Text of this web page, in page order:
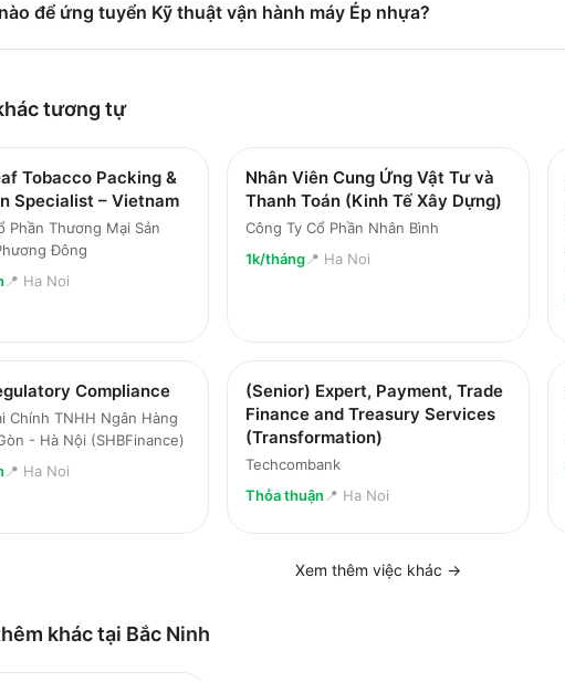
để ứng tuyển Kỹ thuật vận hành máy Ép nhựa?
tương tự
Tobacco Packing &
Specialist – Vietnam
Phần Thương Mại Sản
Đông
📍 Ha Noi
Nhân Viên Cung Ứng Vật Tư và
Thanh Toán (Kinh Tế Xây Dựng)
Công Ty Cổ Phần Nhân Bình
1k/tháng📍 Ha Noi
Compliance
Chính TNHH Ngân Hàng
- Hà Nội (SHBFinance)
📍 Ha Noi
(Senior) Expert, Payment, Trade
Finance and Treasury Services
(Transformation)
Techcombank
Thỏa thuận 📍 Ha Noi
Xem thêm việc khác →
khác tại Bắc Ninh